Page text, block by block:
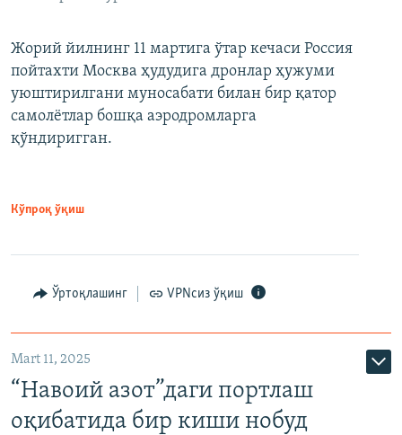
Жорий йилнинг 11 мартига ўтар кечаси Россия
пойтахти Москва ҳудудига дронлар ҳужуми
уюштирилгани муносабати билан бир қатор
самолётлар бошқа аэродромларга
қўндиригган.
Кўпроқ ўқиш
Ўртоқлашинг VPNсиз ўқиш
Mart 11, 2025
“Навоий азот”даги портлаш
оқибатида бир киши нобуд